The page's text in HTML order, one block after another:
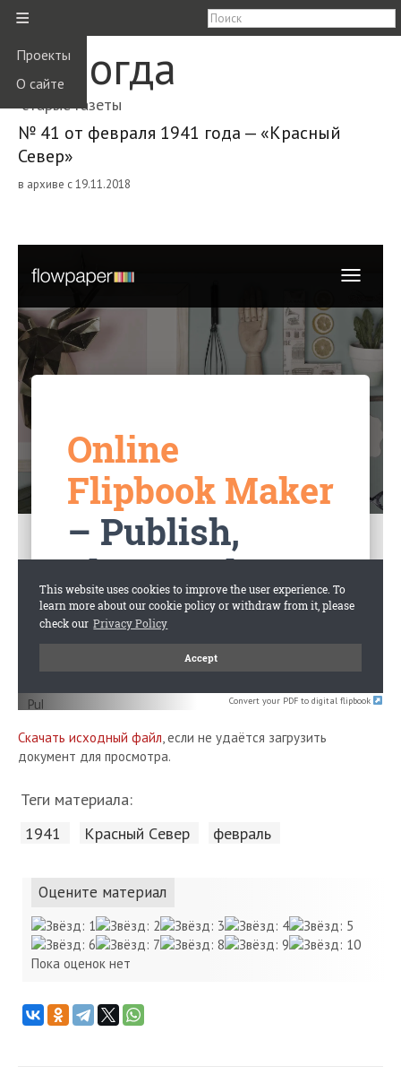
≡
Проекты
О сайте
Вологда
старые газеты
№ 41 от февраля 1941 года — «Красный
Север»
в архиве с 19.11.2018
Convert your PDF to digital flipbook
Скачать исходный файл, если не удаётся загрузить
документ для просмотра.
Теги материала:
1941 Красный Cевер февраль
Оцените материал
Пока оценок нет